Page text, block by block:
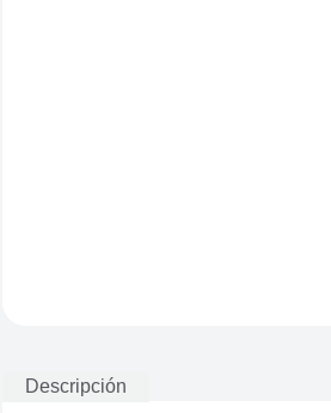
Descripción